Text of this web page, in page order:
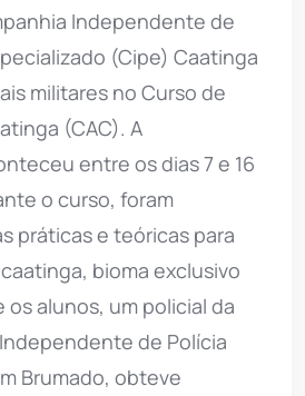
Independente de
(Cipe) Caatinga
militares no Curso de
(CAC). A
entre os dias 7 e 16
o curso, foram
práticas e teóricas para
bioma exclusivo
os alunos, um policial da
de Polícia
Brumado, obteve